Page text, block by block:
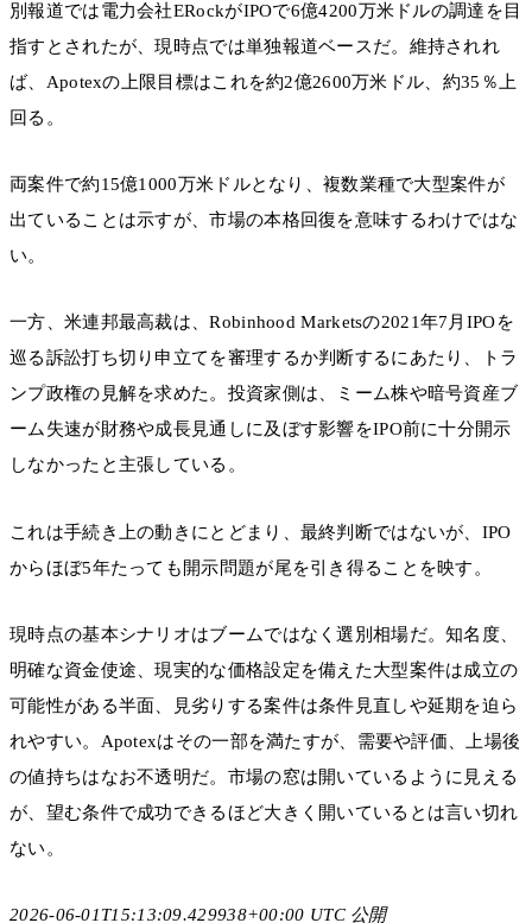
別報道では電力会社ERockがIPOで6億4200万米ドルの調達を目
指すとされたが、現時点では単独報道ベースだ。維持されれ
ば、Apotexの上限目標はこれを約2億2600万米ドル、約35％上
回る。
両案件で約15億1000万米ドルとなり、複数業種で大型案件が
出ていることは示すが、市場の本格回復を意味するわけではな
い。
一方、米連邦最高裁は、Robinhood Marketsの2021年7月IPOを
巡る訴訟打ち切り申立てを審理するか判断するにあたり、トラ
ンプ政権の見解を求めた。投資家側は、ミーム株や暗号資産ブ
ーム失速が財務や成長見通しに及ぼす影響をIPO前に十分開示
しなかったと主張している。
これは手続き上の動きにとどまり、最終判断ではないが、IPO
からほぼ5年たっても開示問題が尾を引き得ることを映す。
現時点の基本シナリオはブームではなく選別相場だ。知名度、
明確な資金使途、現実的な価格設定を備えた大型案件は成立の
可能性がある半面、見劣りする案件は条件見直しや延期を迫ら
れやすい。Apotexはその一部を満たすが、需要や評価、上場後
の値持ちはなお不透明だ。市場の窓は開いているように見える
が、望む条件で成功できるほど大きく開いているとは言い切れ
ない。
2026-06-01T15:13:09.429938+00:00 UTC 公開